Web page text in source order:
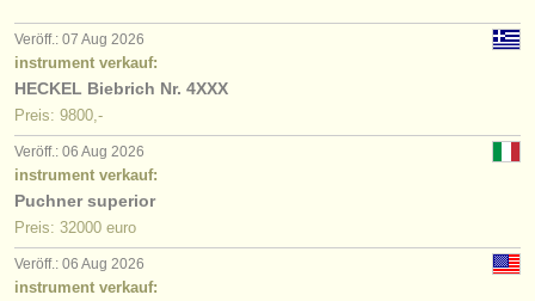
Veröff.: 07 Aug 2026
instrument verkauf:
HECKEL Biebrich Nr. 4XXX
Preis: 9800,-
Veröff.: 06 Aug 2026
instrument verkauf:
Puchner superior
Preis: 32000 euro
Veröff.: 06 Aug 2026
instrument verkauf: